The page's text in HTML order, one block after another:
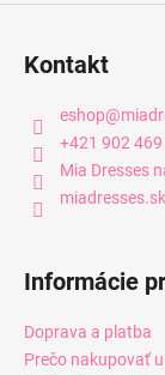
Kontakt
eshop@
+421 902
Mia Dresses
miadresses.sk
Informácie
Doprava a platba
Prečo nakupovať